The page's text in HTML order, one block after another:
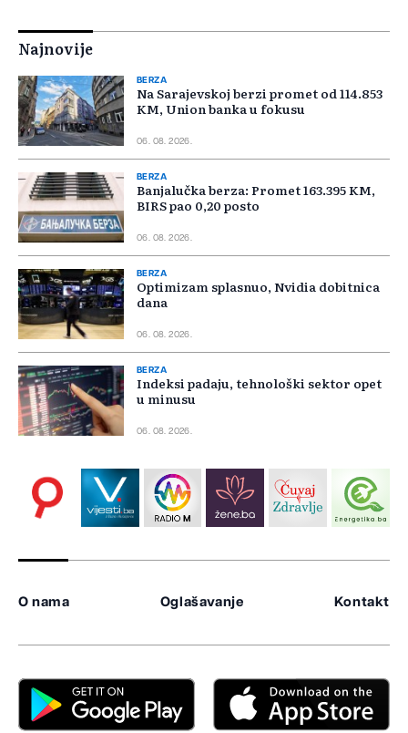
Najnovije
BERZA
Na Sarajevskoj berzi promet od 114.853
KM, Union banka u fokusu
06. 08. 2026.
BERZA
Banjalučka berza: Promet 163.395 KM,
BIRS pao 0,20 posto
06. 08. 2026.
BERZA
Optimizam splasnuo, Nvidia dobitnica
dana
06. 08. 2026.
BERZA
Indeksi padaju, tehnološki sektor opet
u minusu
06. 08. 2026.
O nama Oglašavanje Kontakt